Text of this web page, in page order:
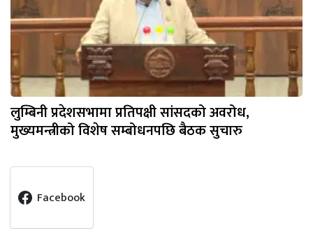
लुम्बिनी प्रदेशसभामा प्रतिपक्षी सांसदको अवरोध,
मुख्यमन्त्रीको विशेष सम्बोधनपछि बैठक सुचारु
Facebook